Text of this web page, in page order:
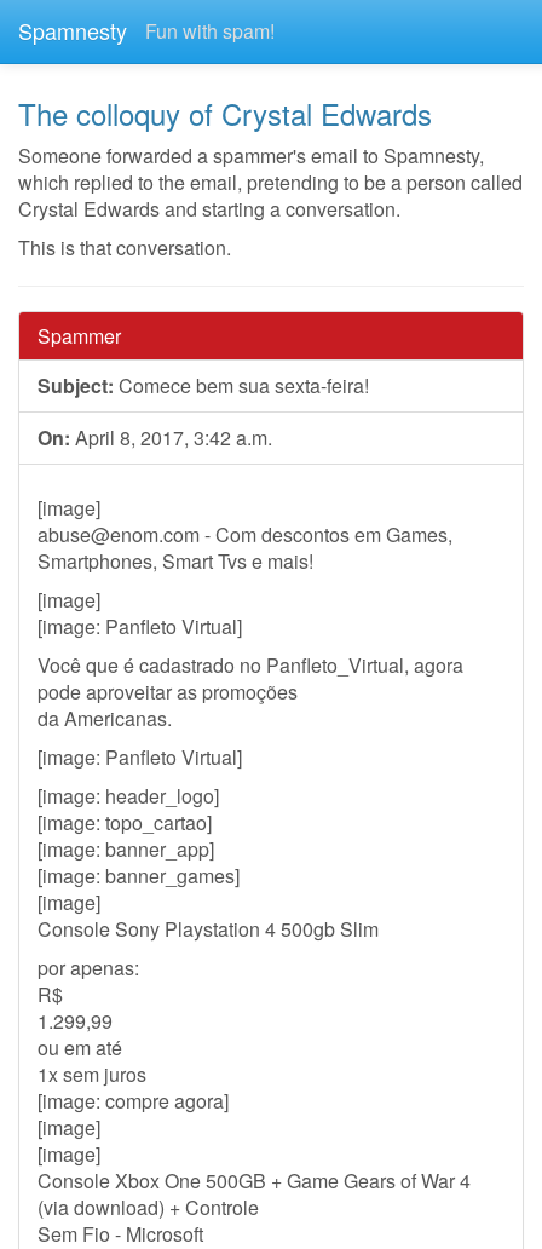
Spamnesty Fun with spam!
The colloquy of Crystal Edwards
Someone forwarded a spammer's email to Spamnesty,
which replied to the email, pretending to be a person called
Crystal Edwards and starting a conversation.
This is that conversation.
Spammer
Subject: Comece bem sua sexta-feira!
On: April 8, 2017, 3:42 a.m.
[image]
abuse@enom.com- Com descontos em Games,
Smartphones, Smart Tvs e mais!
[image]
[image: Panfleto Virtual]
Você que é cadastrado no Panfleto_Virtual, agora
pode aproveitar as promoções
da Americanas.
[image: Panfleto Virtual]
[image: header_logo]
[image: topo_cartao]
[image: banner_app]
[image: banner_games]
[image]
Console Sony Playstation 4 500gb Slim
por apenas:
R$
1.299,99
ou em até
1x sem juros
[image: compre agora]
[image]
[image]
Console Xbox One 500GB + Game Gears of War 4
(via download) + Controle
Sem Fio - Microsoft